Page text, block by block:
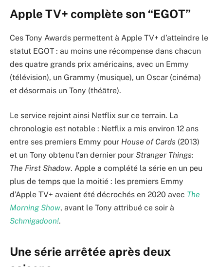
Apple TV+ complète son “EGOT”
Ces Tony Awards permettent à Apple TV+ d’atteindre le
statut EGOT : au moins une récompense dans chacun
des quatre grands prix américains, avec un Emmy
(télévision), un Grammy (musique), un Oscar (cinéma)
et désormais un Tony (théâtre).
Le service rejoint ainsi Netflix sur ce terrain. La
chronologie est notable : Netflix a mis environ 12 ans
entre ses premiers Emmy pour House of Cards (2013)
et un Tony obtenu l’an dernier pour Stranger Things:
The First Shadow. Apple a complété la série en un peu
plus de temps que la moitié : les premiers Emmy
d’Apple TV+ avaient été décrochés en 2020 avec The
Morning Show, avant le Tony attribué ce soir à
Schmigadoon!.
Une série arrêtée après deux